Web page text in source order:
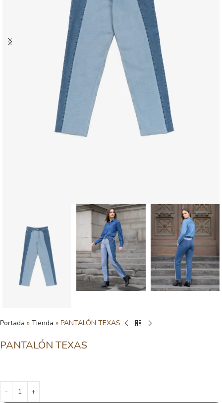
Portada » Tienda » PANTALÓN TEXAS
PANTALÓN TEXAS